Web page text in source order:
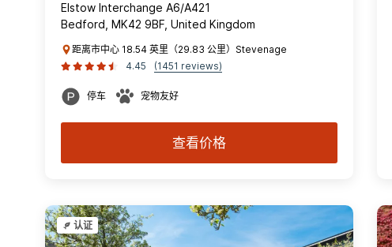
Elstow Interchange A6/A421
Bedford, MK42 9BF, United Kingdom
距离市中心 18.54 英里（29.83 公里）Stevenage
4.45
(1451 reviews)
停车 宠物友好
查看价格
认证